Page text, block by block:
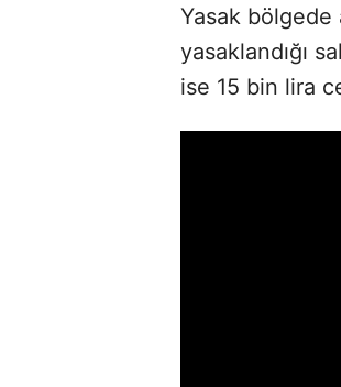
Yasak bölgede
yasaklandığı
ise 15 bin lira